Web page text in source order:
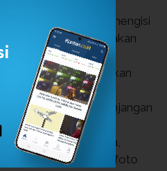
“Profile” dengan mengisi
email. Kemudian akan
aktifasi akun.
KTP dengan melakukan
permohonan perpanjangan
dokumen
KTP, foto SIM lama,
kertas putih, dan pasfoto